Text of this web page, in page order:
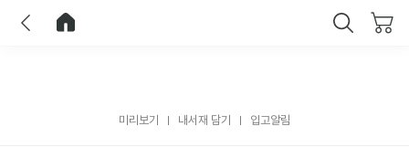
미리보기 내서재 담기 입고알림